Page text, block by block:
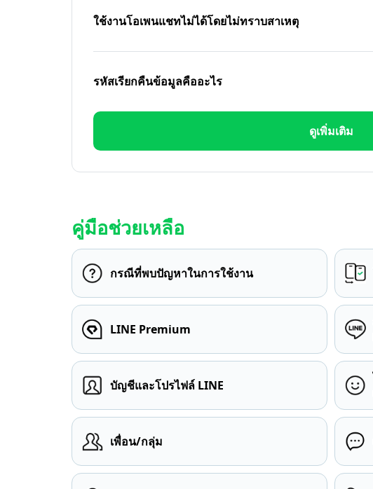
ใช้งานโอเพนแชทไม่ได้โดยไม่ทราบสาเหตุ
รหัสเรียกคืนข้อมูลคืออะไร
ดูเพิ่มเติม
คู่มือช่วยเหลือ
กรณีที่พบปัญหาในการใช้งาน
LINE Premium
บัญชีและโปรไฟล์ LINE
เพื่อน/กลุ่ม